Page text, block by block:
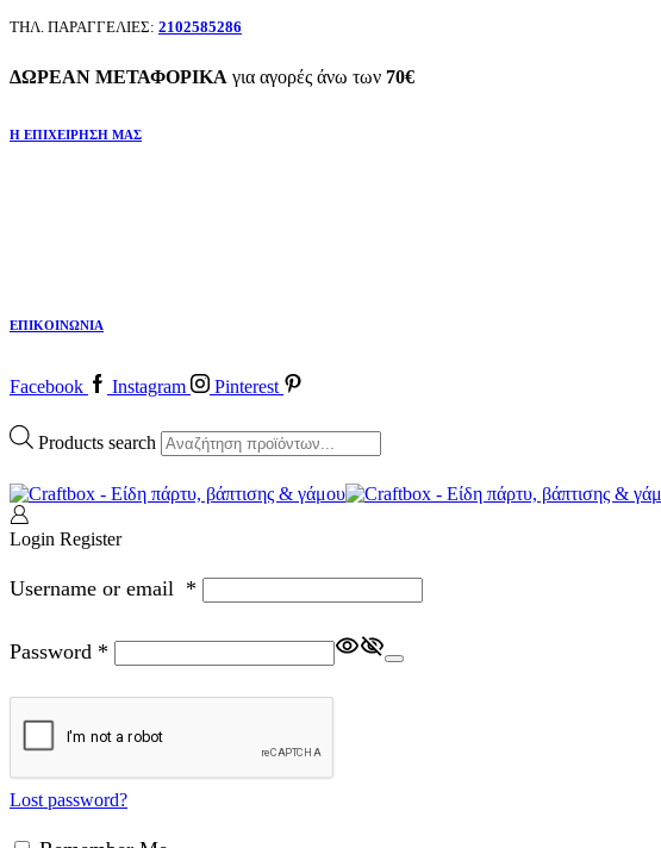
ΤΗΛ. ΠΑΡΑΓΓΕΛΙΕΣ: 2102585286
ΔΩΡΕΑΝ ΜΕΤΑΦΟΡΙΚΑ για αγορές άνω των 70€
Η ΕΠΙΧΕΙΡΗΣΗ ΜΑΣ
ΕΠΙΚΟΙΝΩΝΙΑ
Facebook Instagram Pinterest
Products search
Login Register
Username or email *
Password *
Lost password?